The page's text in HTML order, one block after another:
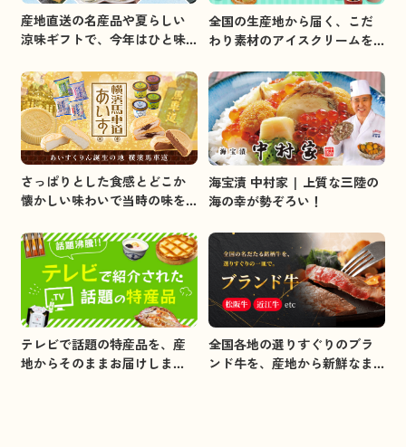
産地直送の名産品や夏らしい
涼味ギフトで、今年はひと味
全国の生産地から届く、こだ
わり素材のアイスクリームを
さっぱりとした食感とどこか
懐かしい味わいで当時の味を
海宝漬 中村家 | 上質な三陸の
海の幸が勢ぞろい！
テレビで話題の特産品を、産
地からそのままお届けしま
全国各地の選りすぐりのブラ
ンド牛を、産地から新鮮なま